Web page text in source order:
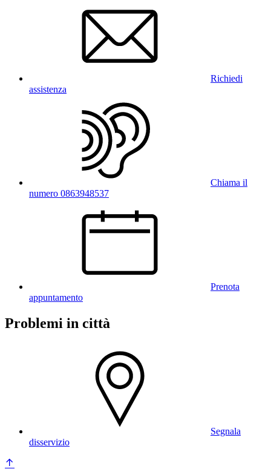
Richiedi
assistenza
Chiama il
numero 0863948537
Prenota
appuntamento
Problemi in città
Segnala
disservizio